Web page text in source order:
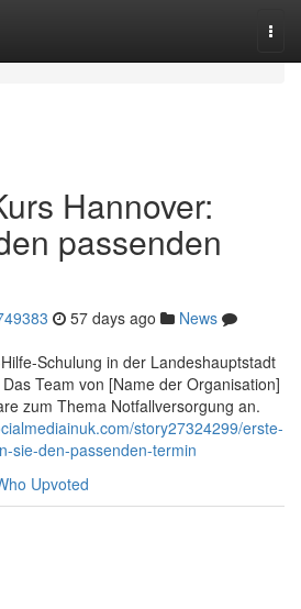
Hannover:
passenden
57 days ago
News
Schulung in der Landeshauptstadt
Team von [Name der Organisation]
zum Thema Notfallversorgung an.
story27324299/erste-
sie-den-passenden-termin
Upvoted